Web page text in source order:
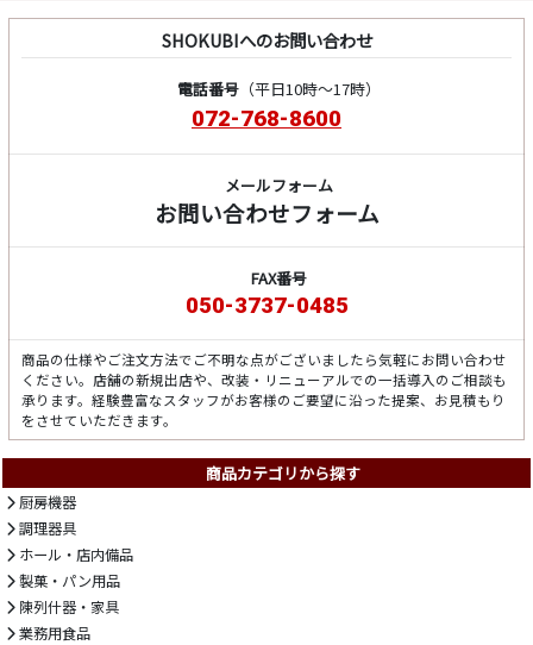
SHOKUBIへのお問い合わせ
電話番号（平日10時～17時）
072-768-8600
メールフォーム
お問い合わせフォーム
FAX番号
050-3737-0485
商品の仕様やご注文方法でご不明な点がございましたら気軽にお問い合わせ
ください。店舗の新規出店や、改装・リニューアルでの一括導入のご相談も
承ります。経験豊富なスタッフがお客様のご要望に沿った提案、お見積もり
をさせていただきます。
商品カテゴリから探す
厨房機器
調理器具
ホール・店内備品
製菓・パン用品
陳列什器・家具
業務用食品